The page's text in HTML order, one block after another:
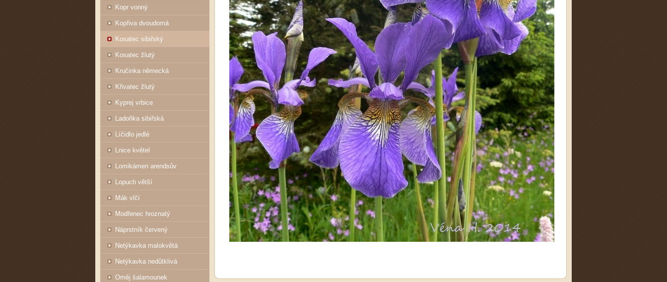
Kopr vonný
Kopřiva dvoudomá
Kosatec sibiřský
Kosatec žlutý
Kručinka německá
Křivatec žlutý
Kyprej vrbice
Ladoňka sibiřská
Líčidlo jedlé
Lnice květel
Lomikámen arendsův
Lopuch větší
Mák vlčí
Modřenec hroznatý
Náprstník červený
Netýkavka malokvětá
Netýkavka nedůtklivá
Oměj šalamounek